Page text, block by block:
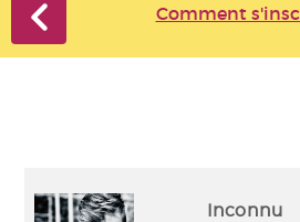
Comment
Inconnu